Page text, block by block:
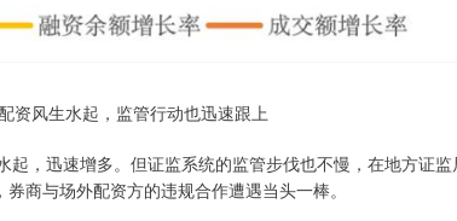
资风生水起，监管行动也迅速跟上
起，迅速增多。但证监系统的监管步伐也不慢，在地方证
商与场外配资方的违规合作遭遇当头一棒。